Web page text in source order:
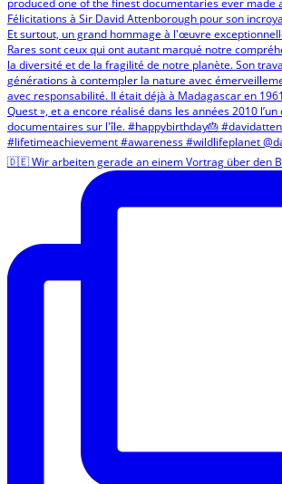
🇩🇪 Wir arbeiten gerade an einem Vortrag über den B